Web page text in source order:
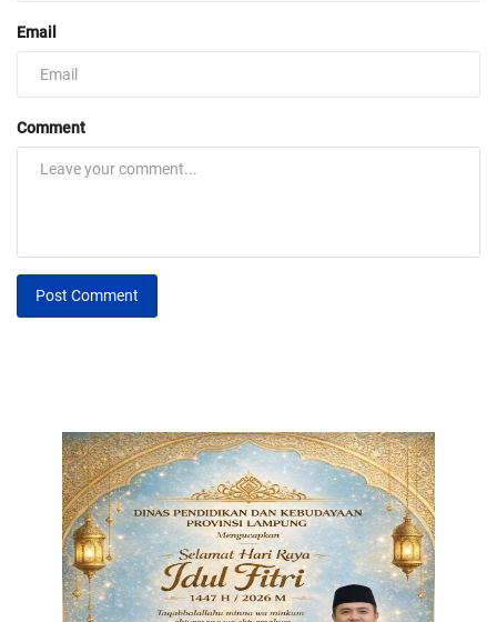
Email
Comment
Post Comment